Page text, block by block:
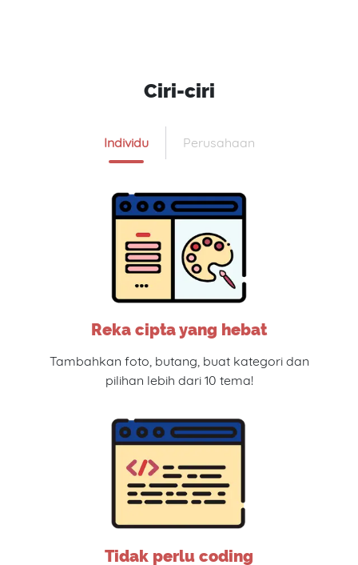
Ciri-ciri
Individu Perusahaan
Reka cipta yang hebat
Tambahkan foto, butang, buat kategori dan
pilihan lebih dari 10 tema!
Tidak perlu coding